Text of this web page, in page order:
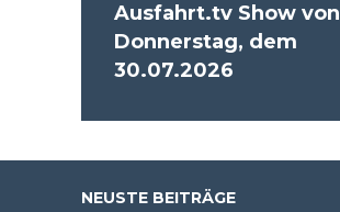
Ausfahrt.tv Show von
Donnerstag, dem
30.07.2026
NEUSTE BEITRÄGE